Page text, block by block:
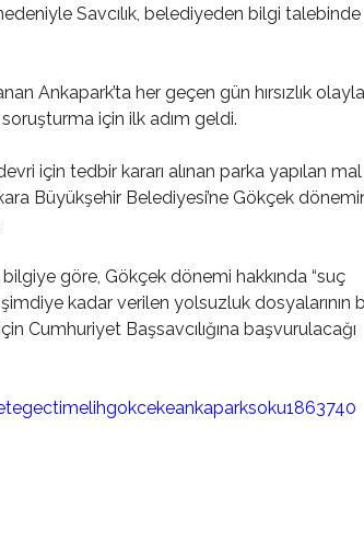
Savcılık, belediyeden bilgi talebinde
Ankapark’ta her geçen gün hırsızlık
soruşturma için ilk adım geldi.
için tedbir kararı alınan parka yapılan mal
Büyükşehir Belediyesi’ne Gökçek
göre, Gökçek dönemi hakkında “suç
kadar verilen yolsuzluk dosyalarının
Cumhuriyet Başsavcılığına başvurulacağı